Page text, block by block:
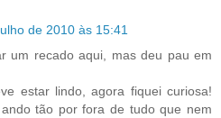
de 2010 às 15:41
um recado aqui, mas deu pau em
estar lindo, agora fiquei curiosa!
tão por fora de tudo que nem